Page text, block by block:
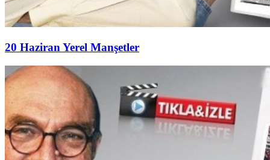
20 Haziran Yerel Manşetler